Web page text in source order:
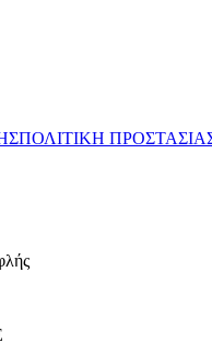
ΠΟΛΙΤΙΚΗ